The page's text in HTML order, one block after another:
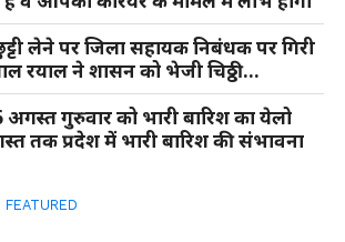
लेने पर जिला सहायक निबंधक पर गिरी
रयाल ने शासन को भेजी चिठ्ठी…
गुरुवार को भारी बारिश का येलो
तक प्रदेश में भारी बारिश की संभावना
FEATURED